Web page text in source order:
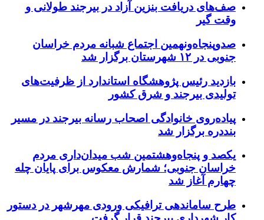
صف‌های دریافت بنزین آزاد در بیرجند طولانی و
وقت گیر
صدوپنجاه‌ونهمین اجتماع شبانه مردم خراسان
جنوبی در ۱۲ شهرستان برگزار شد
بازدید رئیس پژوهشگاه استاندارد از ظرفیت‌های
تولیدی بیرجند و شرق کشور
پیاده‌روی خانوادگی اصحاب رسانه بیرجند در مسیر
بنددره برگزار شد
یکصد و پنجاه‌وهشتمین شب میدان‌داری مردم
خراسان جنوبی؛ شمارش معکوس برای پایان چله
چهارم آغاز شد
طرح ساماندهی ترافیکی ورودی مهرشهر در دستور